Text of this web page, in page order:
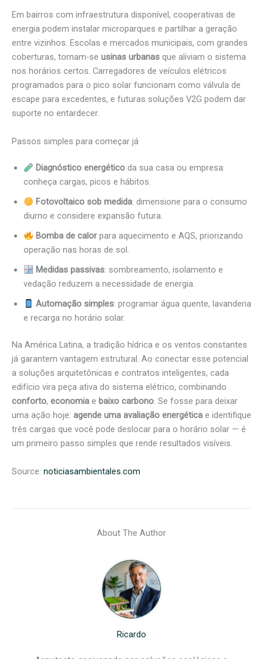
Em bairros com infraestrutura disponível, cooperativas de
energia podem instalar microparques e partilhar a geração
entre vizinhos. Escolas e mercados municipais, com grandes
coberturas, tornam-se usinas urbanas que aliviam o sistema
nos horários certos. Carregadores de veículos elétricos
programados para o pico solar funcionam como válvula de
escape para excedentes, e futuras soluções V2G podem dar
suporte no entardecer.
Passos simples para começar já
Diagnóstico energéticoda sua casa ou empresa:
conheça cargas, picos e hábitos.
Fotovoltaico sob medida: dimensione para o consumo
diurno e considere expansão futura.
Bomba de calorpara aquecimento e AQS, priorizando
operação nas horas de sol.
Medidas passivas: sombreamento, isolamento e
vedação reduzem a necessidade de energia.
Automação simples: programar água quente, lavanderia
e recarga no horário solar.
Na América Latina, a tradição hídrica e os ventos constantes
já garantem vantagem estrutural. Ao conectar esse potencial
a soluções arquitetônicas e contratos inteligentes, cada
edifício vira peça ativa do sistema elétrico, combinando
conforto, economia e baixo carbono. Se fosse para deixar
uma ação hoje: agende uma avaliação energética e identifique
três cargas que você pode deslocar para o horário solar — é
um primeiro passo simples que rende resultados visíveis.
Source: noticiasambientales.com
About The Author
Ricardo